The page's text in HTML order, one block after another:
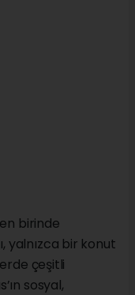
birinde
yalnızca bir konut
çeşitli
sosyal,